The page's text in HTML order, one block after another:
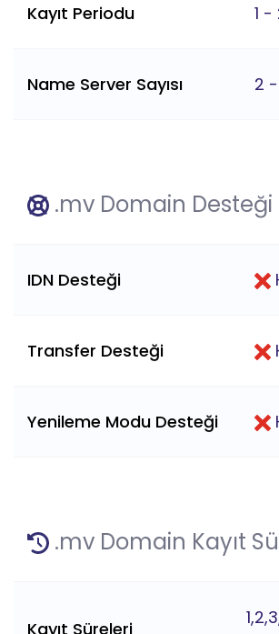
Kayıt Periodu 1 -
Name Server Sayısı 2
.mv Domain Desteği
IDN Desteği
Transfer Desteği
Yenileme Modu Desteği
.mv Domain Kayıt
Kayıt Süreleri